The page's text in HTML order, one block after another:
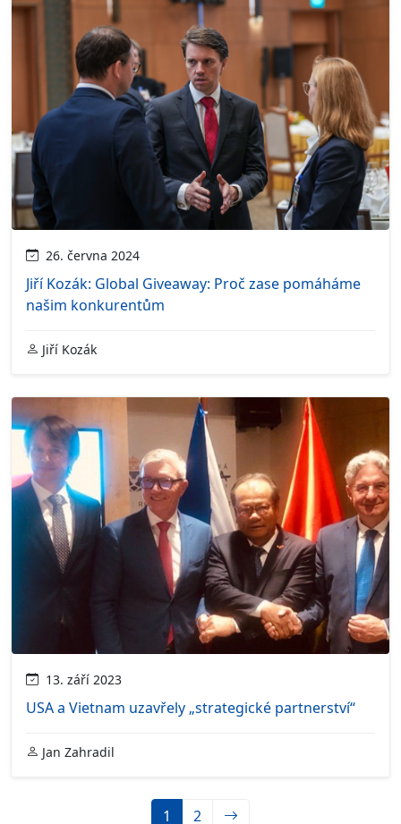
26. června 2024
Jiří Kozák: Global Giveaway: Proč zase pomáháme
našim konkurentům
Jiří Kozák
13. září 2023
USA a Vietnam uzavřely „strategické partnerství“
Jan Zahradil
1 2